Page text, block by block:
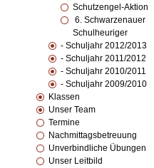
Schutzengel-Aktion
6. Schwarzenauer
Schulheuriger
- Schuljahr 2012/2013
- Schuljahr 2011/2012
- Schuljahr 2010/2011
- Schuljahr 2009/2010
Klassen
Unser Team
Termine
Nachmittagsbetreuung
Unverbindliche Übungen
Unser Leitbild